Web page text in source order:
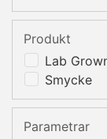
Lab
Smycke
Produkt
Parametrar